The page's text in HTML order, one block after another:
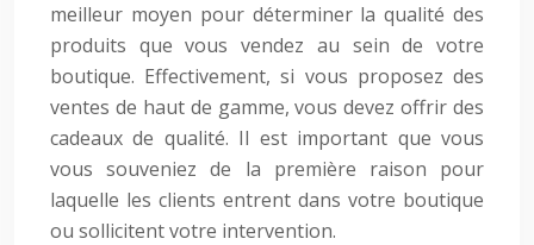
meilleur moyen pour déterminer la qualité des
produits que vous vendez au sein de votre
boutique. Effectivement, si vous proposez des
ventes de haut de gamme, vous devez offrir des
cadeaux de qualité. Il est important que vous
vous souveniez de la première raison pour
laquelle les clients entrent dans votre boutique
ou sollicitent votre intervention.